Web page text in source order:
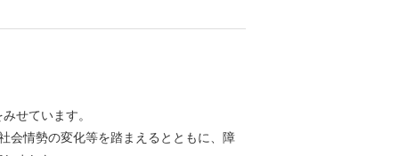
せています。
会情勢の変化等を踏まえるとともに、障